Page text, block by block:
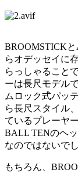
BROOMSTICK
らオデッセイに
らっしゃること
ーは長尺モデル
ムロック式パッ
ら長尺スタイル
ているプレーヤ
BALL TENのヘ
なのではないで
もちろん、